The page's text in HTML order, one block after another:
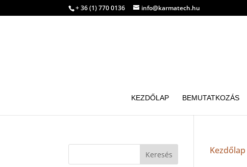
+ 36 (1) 770 0136 info@karmatech.hu
KEZDŐLAP BEMUTATKOZÁS
Kezdőlap